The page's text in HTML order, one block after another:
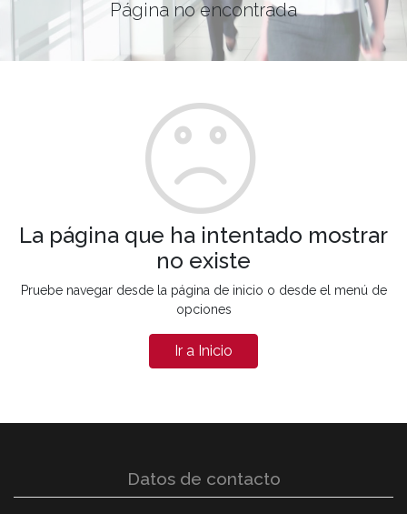
Página no encontrada
La página que ha intentado mostrar
no existe
Pruebe navegar desde la página de inicio o desde el menú de
opciones
Ir a Inicio
Datos de contacto